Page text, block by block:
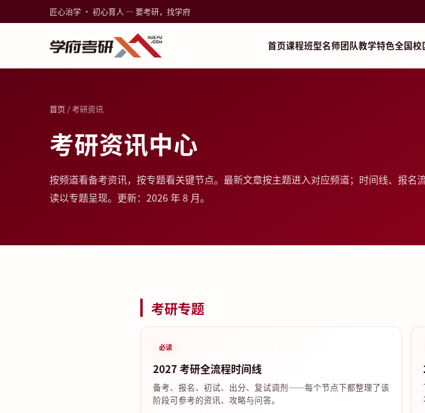
匠心治学 · 初心育人 — 要考研，找学府
首页课程班型名师团队教学特色全国校
首页 / 考研资讯
考研资讯中心
按频道看备考资讯，按专题看关键节点。最新文章按主题进入对应频道；时间线、报名
读以专题呈现。更新：2026 年 8 月。
考研专题
必读
2027 考研全流程时间线
备考、报名、初试、出分、复试调剂——每个节点下都整理了该
阶段可参考的资讯、攻略与问答。